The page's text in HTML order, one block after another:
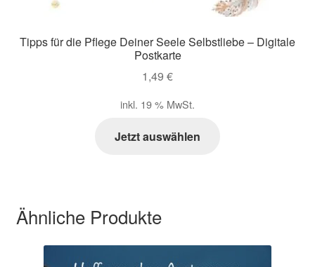
Tipps für die Pflege Deiner Seele Selbstliebe – Digitale
Postkarte
1,49 €
inkl. 19 % MwSt.
Jetzt auswählen
Ähnliche Produkte